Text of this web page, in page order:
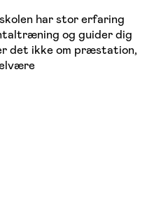
har stor erfaring
og guider dig
det ikke om præstation,